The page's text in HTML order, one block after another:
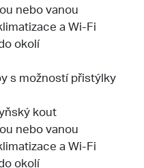
nebo vanou
a Wi-Fi
okolí
s možností přistýlky
kout
nebo vanou
a Wi-Fi
okolí